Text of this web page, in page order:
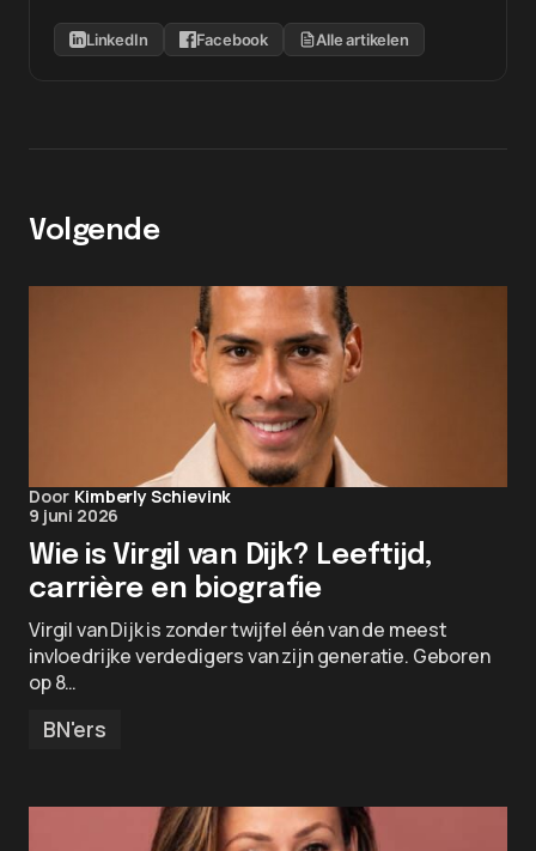
LinkedIn Facebook Alle artikelen
Volgende
Door Kimberly Schievink
9 juni 2026
Wie is Virgil van Dijk? Leeftijd,
carrière en biografie
Virgil van Dijk is zonder twijfel één van de meest
invloedrijke verdedigers van zijn generatie. Geboren
op 8…
BN'ers